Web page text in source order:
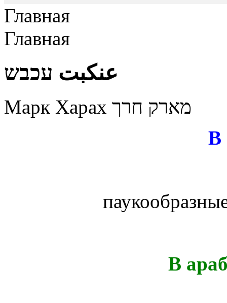
Главная
Главная
عنكبت עכבש
Марк Харах מארק חרך
В
В